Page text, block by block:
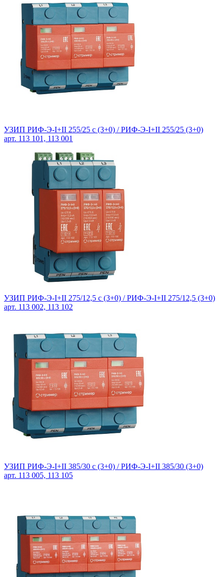
УЗИП РИФ-Э-I+II 255/25 с (3+0) / РИФ-Э-I+II 255/25 (3+0)
арт. 113 101, 113 001
УЗИП РИФ-Э-I+II 275/12,5 с (3+0) / РИФ-Э-I+II 275/12,5 (3+0)
арт. 113 002, 113 102
УЗИП РИФ-Э-I+II 385/30 с (3+0) / РИФ-Э-I+II 385/30 (3+0)
арт. 113 005, 113 105